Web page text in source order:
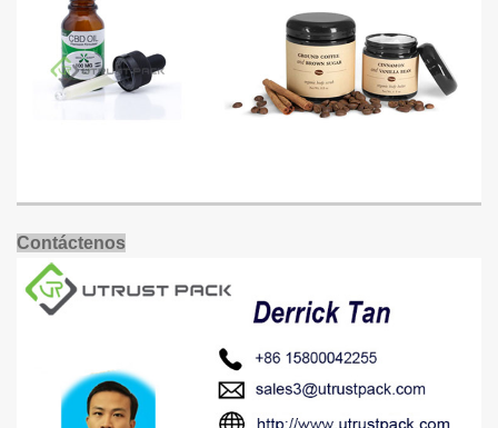
Contáctenos